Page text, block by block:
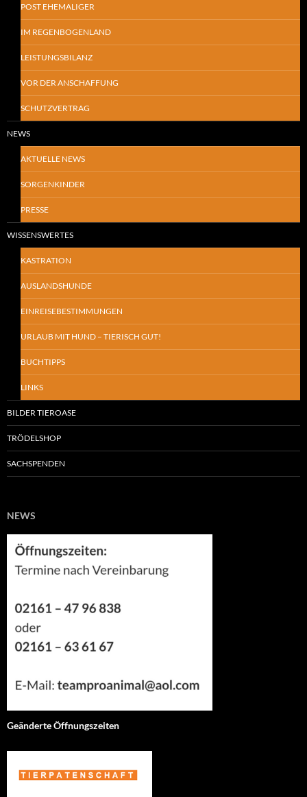
POST EHEMALIGER
IM REGENBOGENLAND
LEISTUNGSBILANZ
VOR DER ANSCHAFFUNG
SCHUTZVERTRAG
NEWS
AKTUELLE NEWS
SORGENKINDER
PRESSE
WISSENSWERTES
KASTRATION
AUSLANDSHUNDE
EINREISEBESTIMMUNGEN
URLAUB MIT HUND – TIERISCH GUT!
BUCHTIPPS
LINKS
BILDER TIEROASE
TRÖDELSHOP
SACHSPENDEN
NEWS
Geänderte Öffnungszeiten